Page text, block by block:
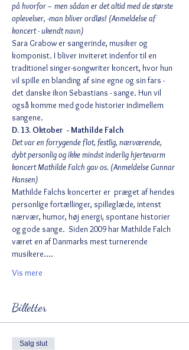
på hvorfor – men sådan er det altid med de største
oplevelser, -man bliver ordløs! (Anmeldelse af
koncert - ukendt navn)
Sara Grabow er sangerinde, musiker og
komponist. I bliver inviteret indenfor til en
traditionel singer-songwriter koncert, hvor hun
vil spille en blanding af sine egne og sin fars -
det danske ikon Sebastians - sange. Hun vil
også komme med gode historier indimellem
sangene.
D. 13. Oktober  - Mathilde Falch
Det var en forrygende flot, festlig, nærværende,
dybt personlig og ikke mindst inderlig hjertevarm
koncert Mathilde Falch gav os. (Anmeldelse Gunnar
Hansen)
Mathilde Falchs koncerter er  præget af hendes
personlige fortællinger, spilleglæde, intenst
nærvær, humor, høj energi, spontane historier
og gode sange.  Siden 2009 har Mathilde Falch
været en af Danmarks mest turnerende
musikere.…
Vis mere
Billetter
Salg slut